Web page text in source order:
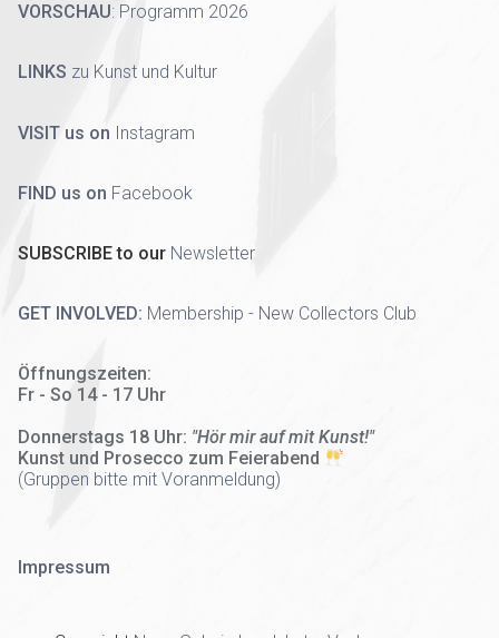
VORSCHAU: Programm 2026
LINKS zu Kunst und Kultur
VISIT us on Instagram
FIND us on Facebook
SUBSCRIBE to our Newsletter
GET INVOLVED: Membership - New Collectors Club
Öffnungszeiten:
Fr - So 14 - 17 Uhr
Donnerstags 18 Uhr: "Hör mir auf mit Kunst!"
Kunst und Prosecco zum Feierabend
(Gruppen bitte mit Voranmeldung)
Impressum